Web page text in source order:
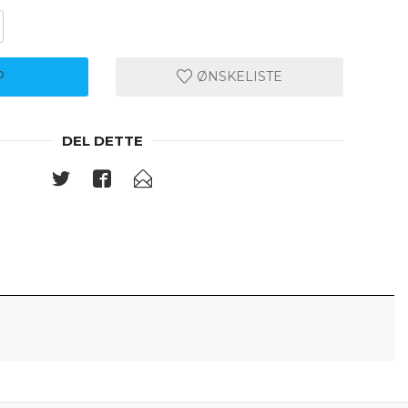
ØNSKELISTE
DEL DETTE